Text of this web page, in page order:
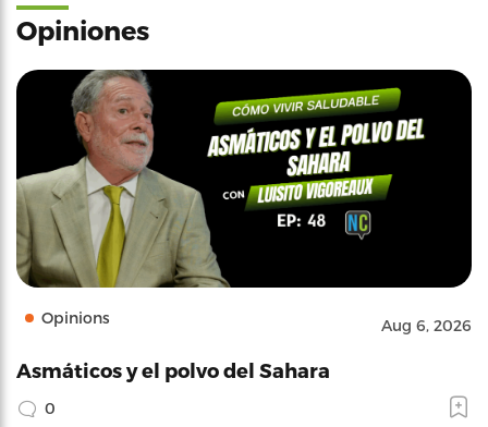
Opiniones
Opinions Aug 6, 2026
Asmáticos y el polvo del Sahara
0